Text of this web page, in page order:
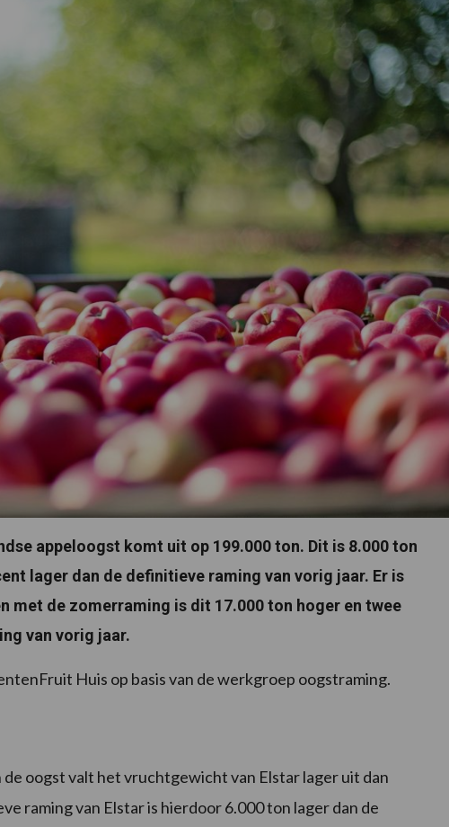
appeloogst komt uit op 199.000 ton. Dit is 8.000 ton
lager dan de definitieve raming van vorig jaar. Er is
met de zomerraming is dit 17.000 ton hoger en twee
van vorig jaar.
Huis op basis van de werkgroep oogstraming.
oogst valt het vruchtgewicht van Elstar lager uit dan
raming van Elstar is hierdoor 6.000 ton lager dan de